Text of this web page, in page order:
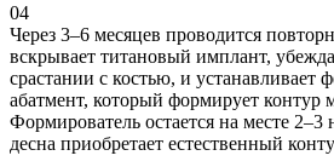
04
Через 3–6 месяцев проводится
вскрывает титановый имплант,
срастании с костью, и
абатмент, который формирует контур
Формирователь остается на месте 2–3
десна приобретает естественный